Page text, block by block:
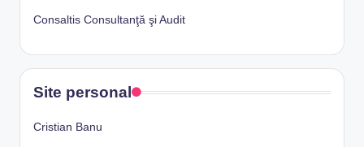
Consaltis Consultanţă şi Audit
Site personal
Cristian Banu